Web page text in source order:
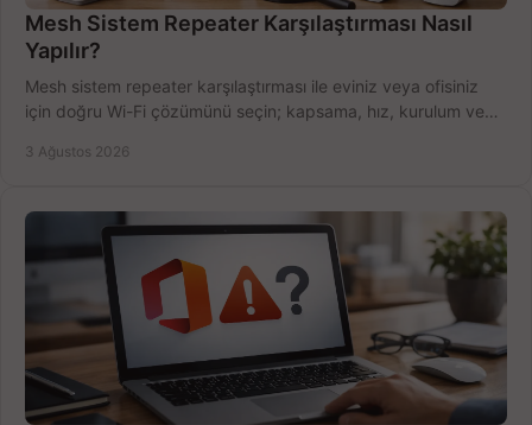
Mesh Sistem Repeater Karşılaştırması Nasıl
Yapılır?
Mesh sistem repeater karşılaştırması ile eviniz veya ofisiniz
için doğru Wi-Fi çözümünü seçin; kapsama, hız, kurulum ve
3 Ağustos 2026